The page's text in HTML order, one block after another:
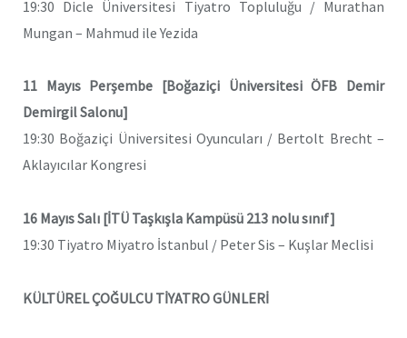
19:30 Dicle Üniversitesi Tiyatro Topluluğu / Murathan
Mungan – Mahmud ile Yezida
11 Mayıs Perşembe [Boğaziçi Üniversitesi ÖFB Demir
Demirgil Salonu]
19:30 Boğaziçi Üniversitesi Oyuncuları / Bertolt Brecht –
Aklayıcılar Kongresi
16 Mayıs Salı [İTÜ Taşkışla Kampüsü 213 nolu sınıf]
19:30 Tiyatro Miyatro İstanbul / Peter Sis – Kuşlar Meclisi
KÜLTÜREL ÇOĞULCU TİYATRO GÜNLERİ